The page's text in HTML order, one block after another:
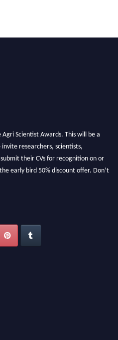
Scientist Awards. This will be a
researchers, scientists,
their CVs for recognition on or
early bird 50% discount offer. Don’t